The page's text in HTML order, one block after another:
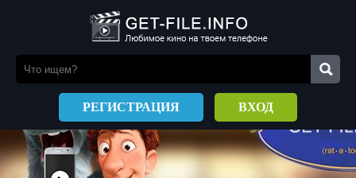
РЕГИСТРАЦИЯ ВХОД